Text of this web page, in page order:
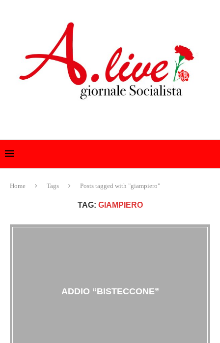
Home Tags Posts tagged with "giampiero"
TAG: GIAMPIERO
ADDIO “BISTECCONE”